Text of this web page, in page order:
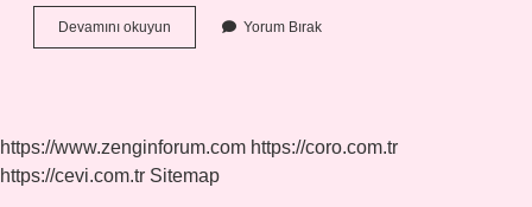
Devamını okuyun Instagram
Algoritması
Yorum Bırak
https://www.zenginforum.com https://coro.com.tr
https://cevi.com.tr Sitemap